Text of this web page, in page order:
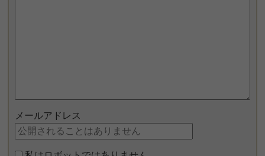
メールアドレス